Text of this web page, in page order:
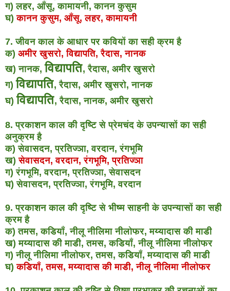
ग) लहर, आँसू, कामायनी, कानन कुसुम
घ)कानन कुसुम, आँसू, लहर, कामायनी
7. जीवन काल के आधार पर कवियों का सही क्रम है
क) अमीर खुसरो, विद्यापति, रैदास, नानक
ख) नानक,विद्यापति, रैदास, अमीर खुसरो
ग)विद्यापति, रैदास, अमीर खुसरो, नानक
घ)विद्यापति, रैदास, नानक, अमीर खुसरो
8. प्रकाशन काल की दृष्टि से प्रेमचंद के उपन्यासों का सही
अनुक्रम है
क) सेवासदन, प्रतिज्ञा, वरदान, रंगभूमि
ख)सेवासदन, वरदान, रंगभूमि, प्रतिज्ञा
ग) रंगभूमि, वरदान, प्रतिज्ञा, सेवासदन
घ) सेवासदन, प्रतिज्ञा, रंगभूमि, वरदान
9. प्रकाशन काल की दृष्टि से भीष्म साहनी के उपन्यासों का सही
क्रम है
क) तमस, कडियाँ, नीलू नीलिमा नीलोफर, मय्यादास की माडी
ख) मय्यादास की माडी, तमस, कडियाँ, नीलू नीलिमा नीलोफर
ग) नीलू नीलिमा नीलोफर, तमस, कडियाँ, मय्यादास की माडी
घ)कडियाँ, तमस, मय्यादास की माडी, नीलू नीलिमा नीलोफर